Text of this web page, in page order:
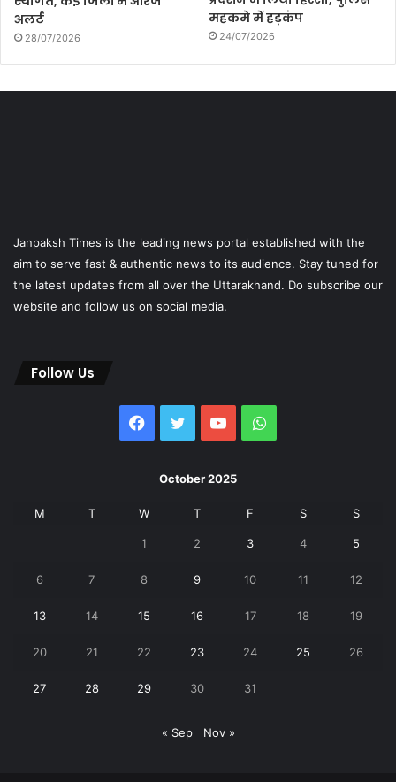
अलर्ट
28/07/2026
महकमे में हड़कंप
24/07/2026
Janpaksh Times is the leading news portal established with the
aim to serve fast & authentic news to its audience. Stay tuned for
the latest updates from all over the Uttarakhand. Do subscribe our
website and follow us on social media.
Follow Us
Facebook
Twitter YouTubeWhatsApp
October 2025
M T W T F S S
1 2 3 4 5
6 7 8 9 10 11 12
13 14 15 16 17 18 19
20 21 22 23 24 25 26
27 28 29 30 31
« Sep Nov »